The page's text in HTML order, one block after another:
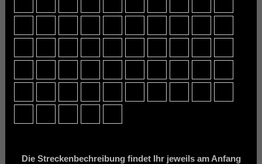
Die Streckenbechreibung findet Ihr jeweils am Anfang